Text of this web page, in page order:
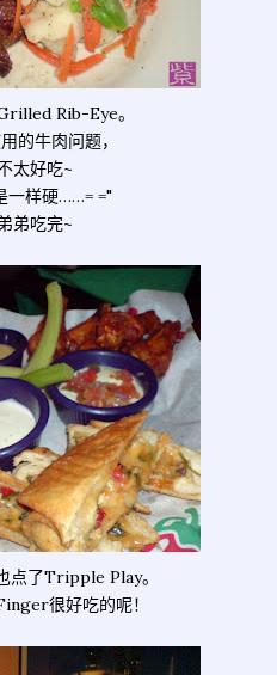
Rib-Eye。
的牛肉问题，
太好吃~
一样硬……= ="
弟吃完~
点了Tripple Play。
很好吃的呢！